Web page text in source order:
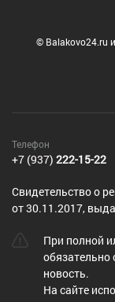
© Balakovo24.ru
Телефон
+7 (937) 222-15-22
Cвидетельство о
от 30.11.2017,
При полной
обязательно
новость.
На сайте